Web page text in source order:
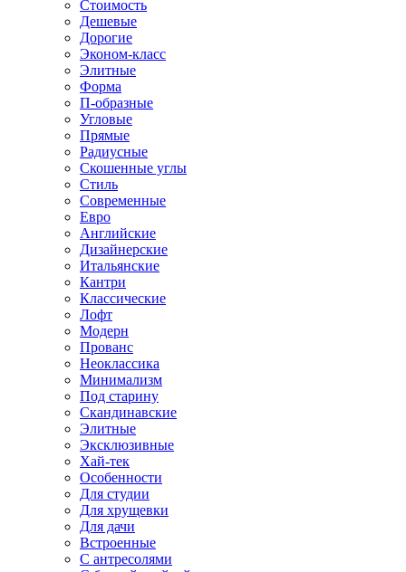
Стоимость
Дешевые
Дорогие
Эконом-класс
Элитные
Форма
П-образные
Угловые
Прямые
Радиусные
Скошенные углы
Стиль
Современные
Евро
Английские
Дизайнерские
Итальянские
Кантри
Классические
Лофт
Модерн
Прованс
Неоклассика
Минимализм
Под старину
Скандинавские
Элитные
Эксклюзивные
Хай-тек
Особенности
Для студии
Для хрущевки
Для дачи
Встроенные
С антресолями